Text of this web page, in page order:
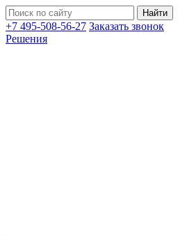
+7 495-508-56-27 Заказать звонок
Решения